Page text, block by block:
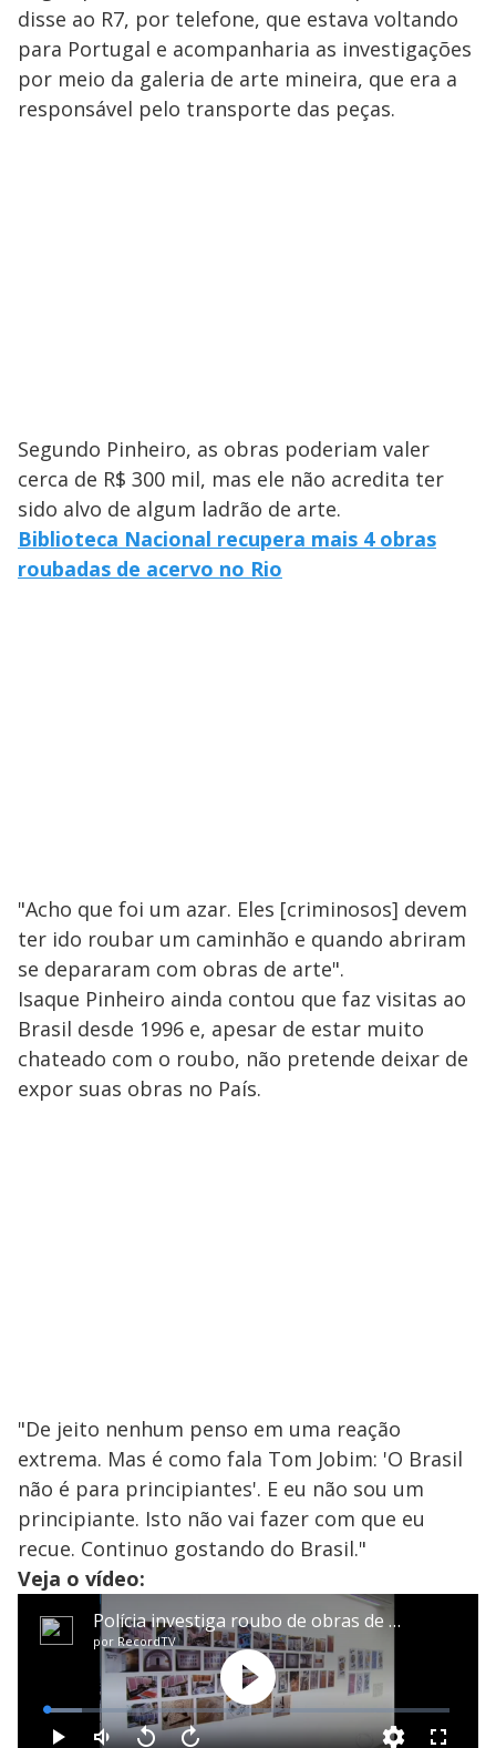
disse ao R7, por telefone, que estava voltando
para Portugal e acompanharia as investigações
por meio da galeria de arte mineira, que era a
responsável pelo transporte das peças.
Segundo Pinheiro, as obras poderiam valer
cerca de R$ 300 mil, mas ele não acredita ter
sido alvo de algum ladrão de arte.
Biblioteca Nacional recupera mais 4 obras
roubadas de acervo no Rio
"Acho que foi um azar. Eles [criminosos] devem
ter ido roubar um caminhão e quando abriram
se depararam com obras de arte".
Isaque Pinheiro ainda contou que faz visitas ao
Brasil desde 1996 e, apesar de estar muito
chateado com o roubo, não pretende deixar de
expor suas obras no País.
"De jeito nenhum penso em uma reação
extrema. Mas é como fala Tom Jobim: 'O Brasil
não é para principiantes'. E eu não sou um
principiante. Isto não vai fazer com que eu
recue. Continuo gostando do Brasil."
Veja o vídeo: